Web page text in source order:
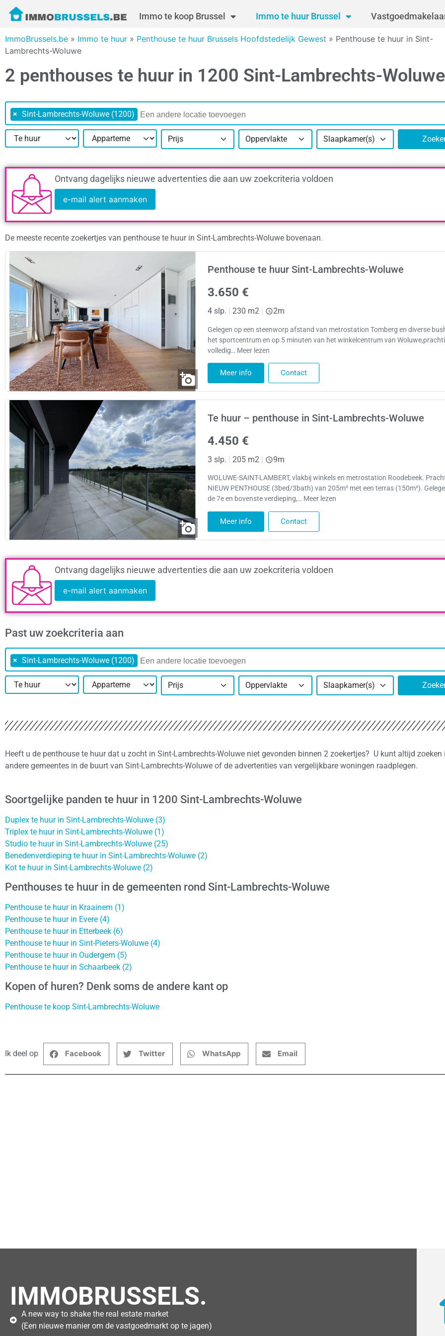
Immo te koop Brussel Immo te huur Brussel
ImmoBrussels.be » Immo te huur » Penthouse te huur Brussels Hoofdstedelijk Gewest » Penthouse te huur in Sint-
Lambrechts-Woluwe
2 penthouses te huur in 1200 Sint-Lambrechts-Woluwe
× Sint-Lambrechts-Woluwe (1200)
Prijs Oppervlakte Slaapkamer(s)
Ontvang dagelijks nieuwe advertenties die aan uw zoekcriteria voldoen
e-mail alert aanmaken
De meeste recente zoekertjes van penthouse te huur in Sint-Lambrechts-Woluwe bovenaan.
Penthouse te huur Sint-Lambrechts-Woluwe
3.650 €
4 slp. 230 m2 2m
Gelegen op een steenworp afstand van metrostation Tomberg en diverse
het sportcentrum en op 5 minuten van het winkelcentrum van
volledig… Meer lezen
Meer info Contact
Te huur – penthouse in Sint-Lambrechts-Woluwe
4.450 €
3 slp. | 205 m2 | 9m
WOLUWE-SAINT-LAMBERT, vlakbij winkels en metrostation Roodebeek.
NIEUW PENTHOUSE (3bed/3bath) van 205m² met een terras (150m²).
de 7e en bovenste verdieping,… Meer lezen
Meer info Contact
Ontvang dagelijks nieuwe advertenties die aan uw zoekcriteria voldoen
e-mail alert aanmaken
Past uw zoekcriteria aan
× Sint-Lambrechts-Woluwe (1200)
Prijs Oppervlakte Slaapkamer(s)
Heeft u de penthouse te huur dat u zocht in Sint-Lambrechts-Woluwe niet gevonden binnen 2 zoekertjes? U kunt altijd zoeken
andere gemeentes in de buurt van Sint-Lambrechts-Woluwe of de advertenties van vergelijkbare woningen raadplegen.
Soortgelijke panden te huur in 1200 Sint-Lambrechts-Woluwe
Duplex te huur in Sint-Lambrechts-Woluwe (3)
Triplex te huur in Sint-Lambrechts-Woluwe (1)
Studio te huur in Sint-Lambrechts-Woluwe (25)
Benedenverdieping te huur in Sint-Lambrechts-Woluwe (2)
Kot te huur in Sint-Lambrechts-Woluwe (2)
Penthouses te huur in de gemeenten rond Sint-Lambrechts-Woluwe
Penthouse te huur in Kraainem (1)
Penthouse te huur in Evere (4)
Penthouse te huur in Etterbeek (6)
Penthouse te huur in Sint-Pieters-Woluwe (4)
Penthouse te huur in Oudergem (5)
Penthouse te huur in Schaarbeek (2)
Kopen of huren? Denk soms de andere kant op
Penthouse te koop Sint-Lambrechts-Woluwe
Ik deel op Facebook Twitter WhatsApp Email
IMMOBRUSSELS.
A new way to shake the real estate market
(Een nieuwe manier om de vastgoedmarkt op te jagen)